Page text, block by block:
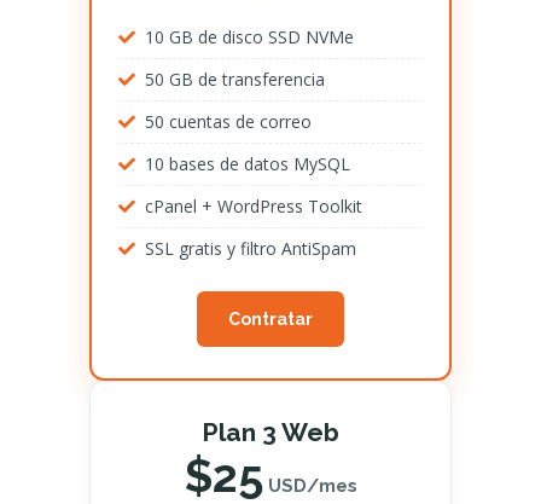
10 GB de disco SSD NVMe
50 GB de transferencia
50 cuentas de correo
10 bases de datos MySQL
cPanel + WordPress Toolkit
SSL gratis y filtro AntiSpam
Contratar
Plan 3 Web
$25USD/mes